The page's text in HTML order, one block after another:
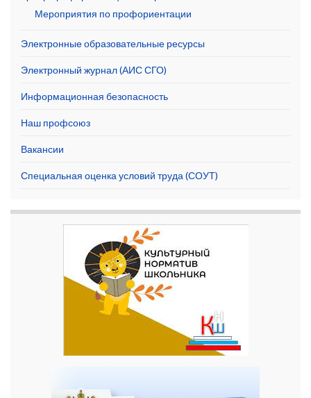
Мероприятия по профориентации
Электронные образовательные ресурсы
Электронный журнал (АИС СГО)
Информационная безопасность
Наш профсоюз
Вакансии
Специальная оценка условий труда (СОУТ)